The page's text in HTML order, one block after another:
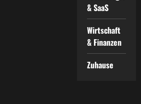
& SaaS
Wirtschaft
& Finanzen
Zuhause